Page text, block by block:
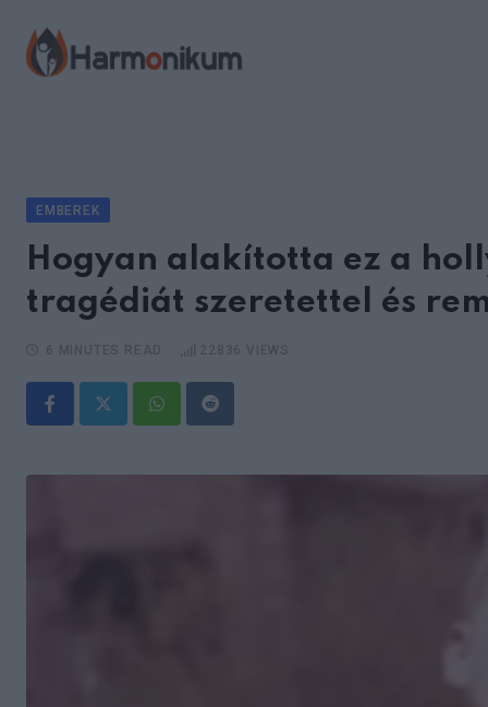
content
EMBEREK
Hogyan alakította ez a
tragédiát szeretettel és
WhatsappReddit